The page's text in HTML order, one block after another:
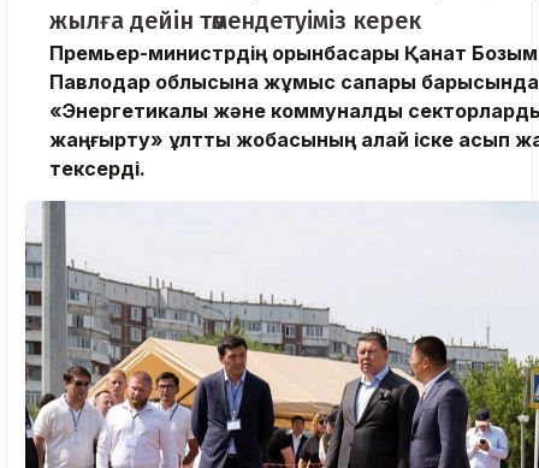
жылға дейін төмендетуіміз керек
Премьер-министрдің орынбасары Қанат
Павлодар облысына жұмыс сапары барысында
«Энергетикалық және коммуналдық
жаңғырту» ұлттық жобасының қалай іске асып
тексерді.